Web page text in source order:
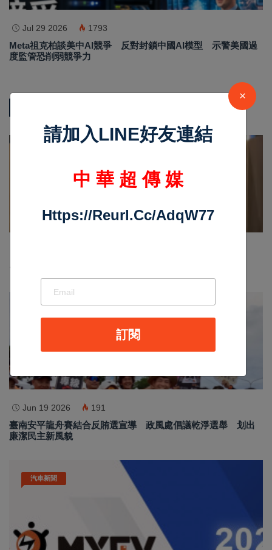
Jul 29 2026 1793
Meta祖克柏談美中AI競爭 反對封鎖中國AI模型 示警美國過
度監管恐削弱競爭力
台中個人燒肉！自己做烤串丼！好吃又好玩！
Jun 19 2026 191
臺南安平龍舟賽結合反賄選宣導 政風處倡議乾淨選舉 划出
廉潔民主新風貌
汽車新聞
×
請加入LINE好友連結
中 華 超 傳 媒
Https://reurl.cc/adqW77
訂閱